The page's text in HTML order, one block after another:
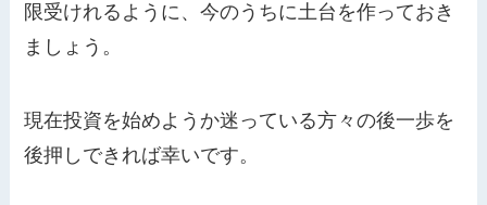
限受けれるように、今のうちに土台を作っておき
ましょう。
現在投資を始めようか迷っている方々の後一歩を
後押しできれば幸いです。